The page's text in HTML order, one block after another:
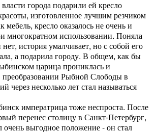
города подарили ей кресло
изготовленное лучшим резчиком
мебель, кресло оказалось не очень и
многократном использовании. Поняла
история умалчивает, но с собой его
а подарила городу. В общем, как бы
царица прониклась и
преобразовании Рыбной Слободы в
через несколько лет стал называться
императрица тоже неспроста. После
перенес столицу в Санкт-Петербург,
выгодное положение - он стал